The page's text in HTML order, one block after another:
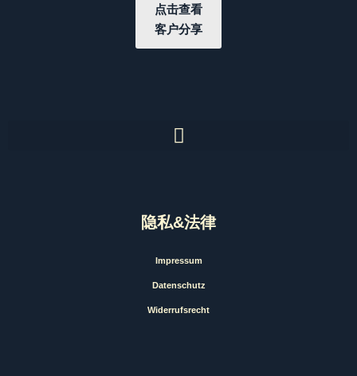
点击查看
客户分享
隐私&法律
Impressum
Datenschutz
Widerrufsrecht